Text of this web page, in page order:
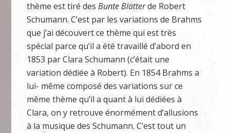
thème est tiré desBunte Blätterde Robert
Schumann. C’est par les variations de Brahms
que j’ai découvert ce thème qui est très
spécial parce qu’il a été travaillé d’abord en
1853 par Clara Schumann (c’était une
variation dédiée à Robert). En 1854 Brahms a
lui- même composé des variations sur ce
même thème qu’il a quant à lui dédiées à
Clara, on y retrouve énormément d’allusions
à la musique des Schumann. C’est tout un